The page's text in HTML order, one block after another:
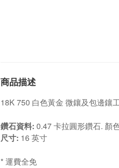
商品描述
18K 750 白色黃金 微鑲及包邊鑲
鑽石資料: 0.47 卡拉圓形鑽石. 顏
尺寸: 16 英寸
* 運費全免